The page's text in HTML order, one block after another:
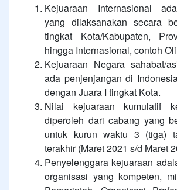
Kejuaraan Internasional
yang dilaksanakan secara
tingkat Kota/Kabupaten,
hingga Internasional, contoh
Kejuaraan Negara sahabat/
ada penjenjangan di
dengan Juara I tingkat Kota.
Nilai kejuaraan kumulatif
diperoleh dari cabang yang
untuk kurun waktu 3 (tiga)
terakhir (Maret 2021 s/d Maret
Penyelenggara kejuaraan
organisasi yang kompeten,